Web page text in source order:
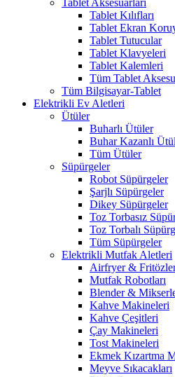
Tablet Aksesuarları
Tablet Kılıfları
Tablet Ekran
Tablet Tutucular
Tablet Klavyeleri
Tablet Kalemleri
Tüm Tablet
Tüm Bilgisayar-Tablet
Elektrikli Ev Aletleri
Ütüler
Buharlı Ütüler
Buhar Kazanlı
Tüm Ütüler
Süpürgeler
Robot Süpürgeler
Şarjlı Süpürgeler
Dikey Süpürgeler
Toz Torbasız
Toz Torbalı
Tüm Süpürgeler
Elektrikli Mutfak Aletleri
Airfryer &
Mutfak Robotları
Blender &
Kahve Makineleri
Kahve Çeşitleri
Çay Makineleri
Tost Makineleri
Ekmek Kızartma
Meyve Sıkacakları